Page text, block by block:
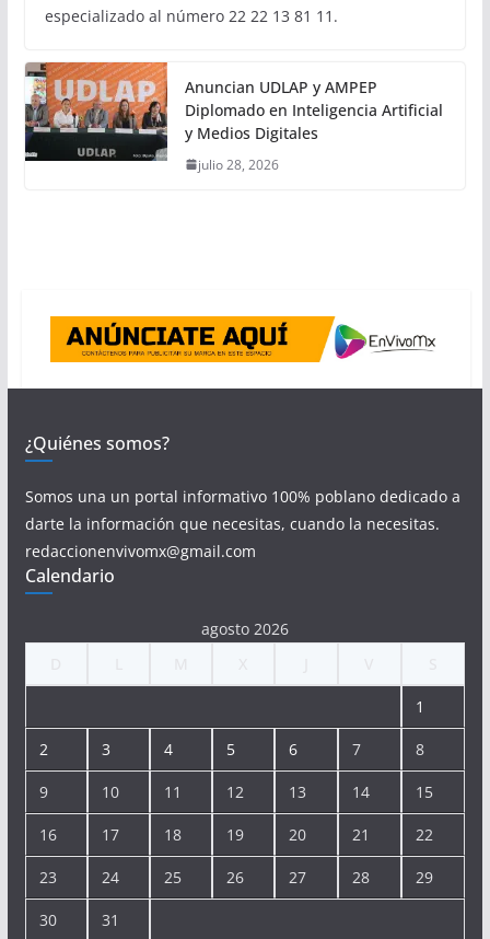
especializado al número 22 22 13 81 11.
Anuncian UDLAP y AMPEP
Diplomado en Inteligencia Artificial
y Medios Digitales
julio 28, 2026
¿Quiénes somos?
Somos una un portal informativo 100% poblano dedicado a
darte la información que necesitas, cuando la necesitas.
redaccionenvivomx@gmail.com
Calendario
agosto 2026
1
2 3 4 5 6 7 8
9 10 11 12 13 14 15
16 17 18 19 20 21 22
23 24 25 26 27 28 29
30 31